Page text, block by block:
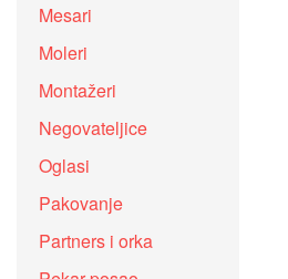
Mesari
Moleri
Montažeri
Negovateljice
Oglasi
Pakovanje
Partners i orka